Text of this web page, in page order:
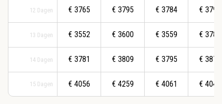
12 Dagen
13 Dagen
14 Dagen
15 Dagen
€ 3765
€ 3552
€ 3781
€ 4056
€ 3795
€ 3600
€ 3809
€ 4259
€ 3784
€ 3559
€ 3795
€ 4061
€ 3795
€ 3781
€ 3876
€ 4045